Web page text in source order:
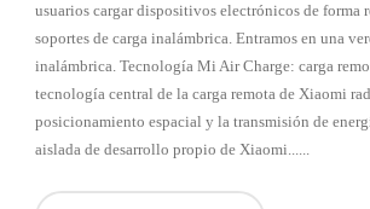
usuarios cargar dispositivos electrónicos de forma
soportes de carga inalámbrica. Entramos en una
inalámbrica. Tecnología Mi Air Charge: carga
tecnología central de la carga remota de Xiaomi
posicionamiento espacial y la transmisión de
aislada de desarrollo propio de Xiaomi......